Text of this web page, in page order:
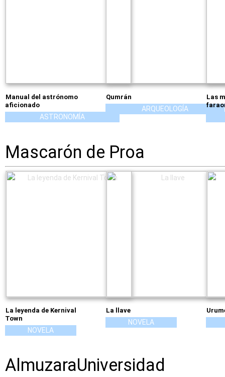
Manual del astrónomo
aficionado
ASTRONOMÍA
Qumrán
ARQUEOLOGÍA
Las
Mascarón de Proa
La leyenda de Kernival
Town
NOVELA
La llave
NOVELA
AlmuzaraUniversidad